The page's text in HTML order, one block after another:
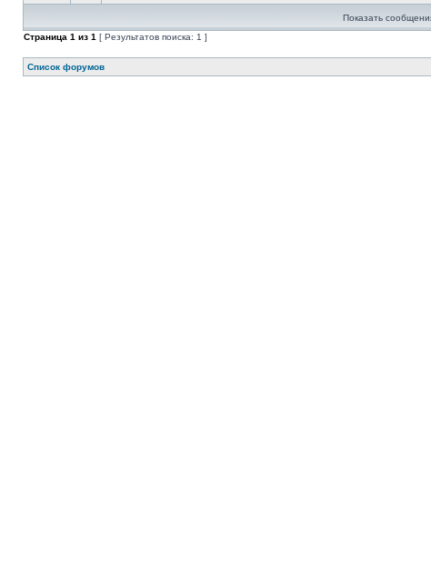
Показать
Страница 1 из 1 [ Результатов поиска: 1 ]
Список форумов